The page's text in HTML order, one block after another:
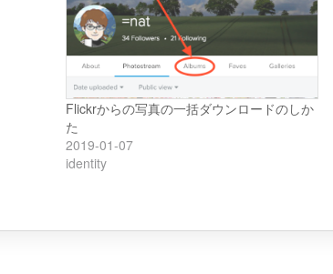
Flickrからの写真の一括ダウンロードのしか
た
2019-01-07
identity